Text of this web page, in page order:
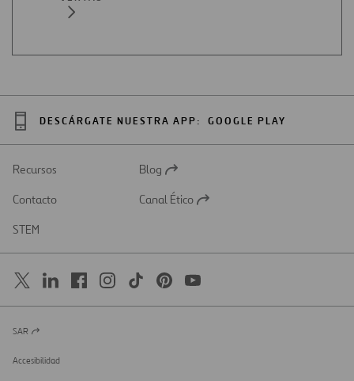
DESCÁRGATE NUESTRA APP: GOOGLE PLAY
Recursos
Abrir
una
Blog
Contacto
Abrir
Canal Ético
STEM
Abrir
una
nueva
SAR
Accesibilidad